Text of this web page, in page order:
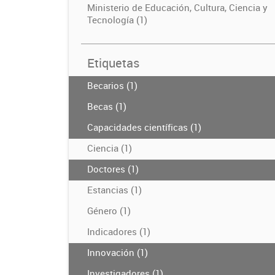
Ministerio de Educación, Cultura, Ciencia y
Tecnología (1)
Etiquetas
Becarios (1)
Becas (1)
Capacidades científicas (1)
Ciencia (1)
Doctores (1)
Estancias (1)
Género (1)
Indicadores (1)
Innovación (1)